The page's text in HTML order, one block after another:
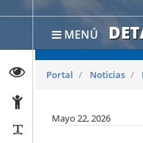
MENÚ
Abrir página de
Abrir página de
Reducir párrafos
Portal Noticias
Mayo 22, 2026